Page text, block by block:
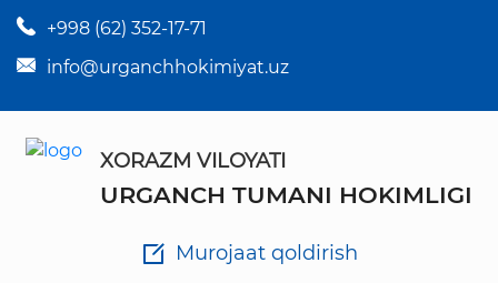
+998 (62) 352-17-71
info@urganchhokimiyat.uz
XORAZM VILOYATI
URGANCH TUMANI HOKIMLIGI
Murojaat qoldirish
Tuman hokim qarorlari
Tuman hokimi farmoyishlari
Tuman hokimligi ish yuritish yo'riqnomasi